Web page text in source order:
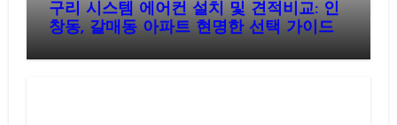
구리 시스템 에어컨 설치 및 견적비교: 인
창동, 갈매동 아파트 현명한 선택 가이드